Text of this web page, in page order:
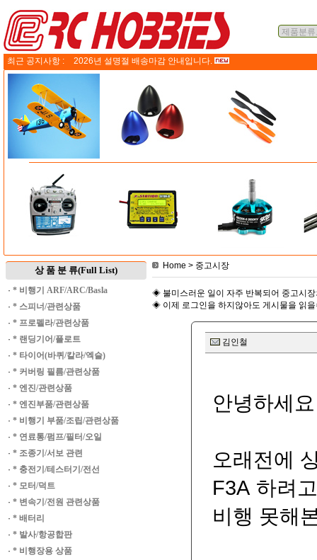
최근 공지사항 : 2026년 설명절 배송마감 안내입니다.
상 품 분 류(Full List)
· * 비행기 ARF/ARC/Basla
· * 스피너/관련상품
· * 프로펠라/관련상품
· * 랜딩기어/플로트
· * 타이어(바퀴/칼라/엑슬)
· * 커버링 필름/관련상품
· * 엔진/관련상품
· * 엔진부품/관련상품
· * 비행기 부품/조립/관련상품
· * 연료통/펌프/필터/오일
· * 조종기/서보 관련
· * 충전기/테스터기/전선
· * 모터/덕트
· * 변속기/전원 관련상품
· * 배터리
· * 발사/항공합판
· * 비행장용 상품
Home > 중고시장
◈ 불미스러운 일이 자주 반복되어 중고시
◈ 이제 로그인을 하지않아도 게시물을 읽
김인철
안녕하세
오래전에
F3A 하려
비행 못해